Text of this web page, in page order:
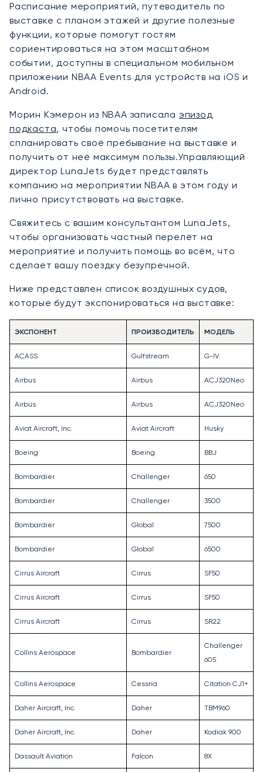
Расписание мероприятий, путеводитель по
выставке с планом этажей и другие полезные
функции, которые помогут гостям
сориентироваться на этом масштабном
событии, доступны в специальном мобильном
приложении NBAA Events для устройств на iOS и
Android.
Морин Кэмерон из NBAA записала эпизод
подкаста, чтобы помочь посетителям
спланировать своё пребывание на выставке и
получить от неё максимум пользы.Управляющий
директор LunaJets будет представлять
компанию на мероприятии NBAA в этом году и
лично присутствовать на выставке.
Свяжитесь с вашим консультантом LunaJets,
чтобы организовать частный перелёт на
мероприятие и получить помощь во всём, что
сделает вашу поездку безупречной.
Ниже представлен список воздушных судов,
которые будут экспонироваться на выставке:
ЭКСПОНЕНТ ПРОИЗВОДИТЕЛЬ МОДЕЛЬ
ACASS Gulfstream G-IV
Airbus Airbus ACJ320Neo
Airbus Airbus ACJ320Neo
Aviat Aircraft, Inc. Aviat Aircraft Husky
Boeing Boeing BBJ
Bombardier Challenger 650
Bombardier Challenger 3500
Bombardier Global 7500
Bombardier Global 6500
Cirrus Aircraft Cirrus SF50
Cirrus Aircraft Cirrus SF50
Cirrus Aircraft Cirrus SR22
Collins Aerospace Bombardier
Challenger
605
Collins Aerospace Cessna Citation CJ1+
Daher Aircraft, Inc. Daher TBM960
Daher Aircraft, Inc. Daher Kodiak 900
Dassault Aviation Falcon 8X